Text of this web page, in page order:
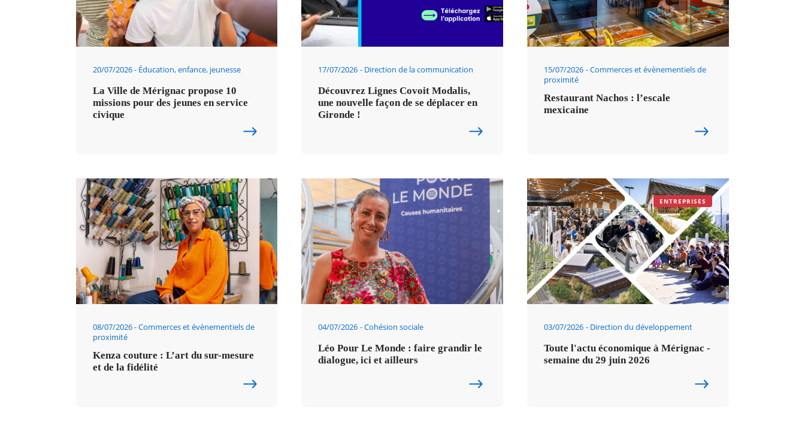
RECHERCHER ...
20/07/2026 Éducation, enfance, jeunesse
La Ville de Mérignac propose 10
missions pour des jeunes en service
civique
17/07/2026 Direction de la communication
Découvrez Lignes Covoit Modalis,
une nouvelle façon de se déplacer en
Gironde !
15/07/2026 Commerces et évènementiels de
proximité
Restaurant Nachos : l’escale
mexicaine
08/07/2026
Commerces et évènementiels de
proximité
Kenza couture : L’art du sur-mesure
et de la fidélité
04/07/2026 Cohésion sociale
Léo Pour Le Monde : faire grandir le
dialogue, ici et ailleurs
ENTREPRISES
03/07/2026 Direction du développement
Toute l'actu économique à Mérignac -
semaine du 29 juin 2026